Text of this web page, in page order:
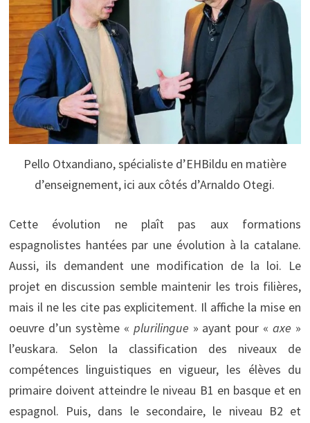
Pello Otxandiano, spécialiste d’EHBildu en matière
d’enseignement, ici aux côtés d’Arnaldo Otegi.
Cette évolution ne plaît pas aux formations
espagnolistes hantées par une évolution à la catalane.
Aussi, ils demandent une modification de la loi. Le
projet en discussion semble maintenir les trois filières,
mais il ne les cite pas explicitement. Il affiche la mise en
oeuvre d’un système « plurilingue » ayant pour « axe »
l’euskara. Selon la classification des niveaux de
compétences linguistiques en vigueur, les élèves du
primaire doivent atteindre le niveau B1 en basque et en
espagnol. Puis, dans le secondaire, le niveau B2 et